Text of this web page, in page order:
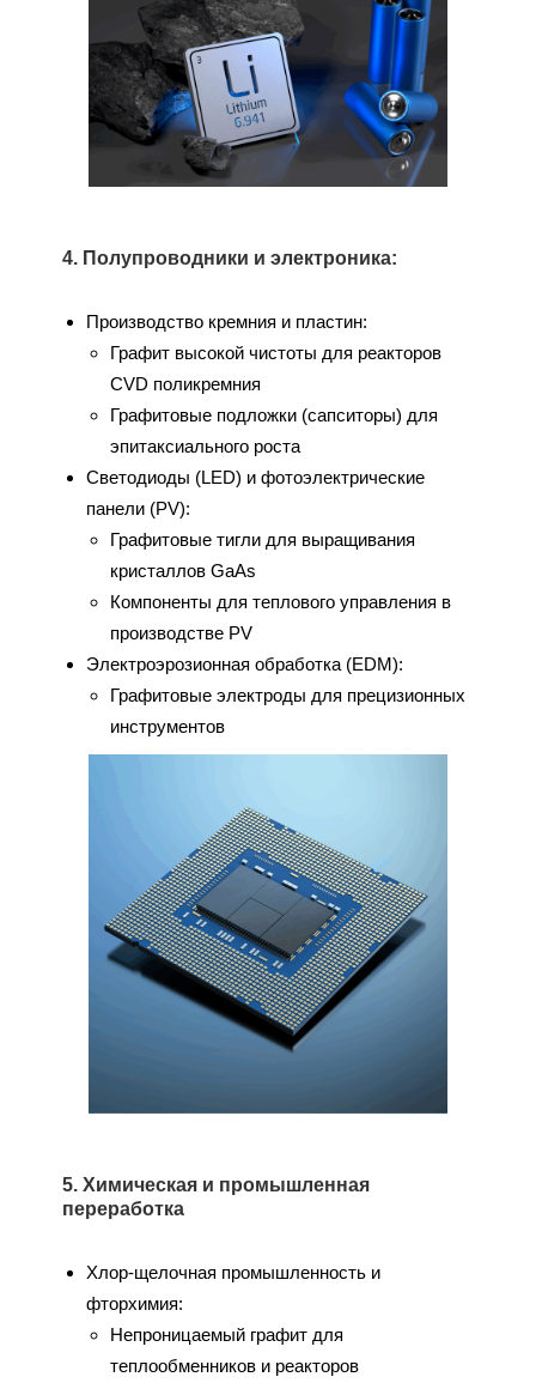
4. Полупроводники и электроника:
Производство кремния и пластин:
Графит высокой чистоты для реакторов
CVD поликремния
Графитовые подложки (сапситоры) для
эпитаксиального роста
Светодиоды (LED) и фотоэлектрические
панели (PV):
Графитовые тигли для выращивания
кристаллов GaAs
Компоненты для теплового управления в
производстве PV
Электроэрозионная обработка (EDM):
Графитовые электроды для прецизионных
инструментов
5. Химическая и промышленная
переработка
Хлор-щелочная промышленность и
фторхимия:
Непроницаемый графит для
теплообменников и реакторов